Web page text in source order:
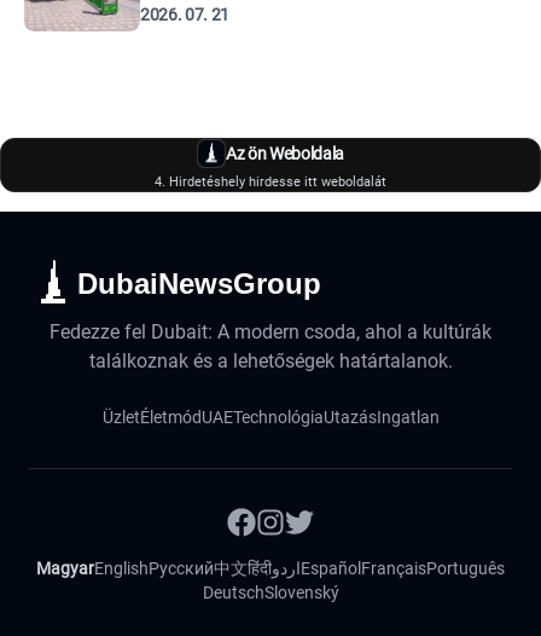
2026. 07. 21
Az ön Weboldala
4. Hirdetéshely hirdesse itt weboldalát
DubaiNewsGroup
Fedezze fel Dubait: A modern csoda, ahol a kultúrák
találkoznak és a lehetőségek határtalanok.
ÜzletÉletmódUAETechnológiaUtazásIngatlan
MagyarEnglishРусский中文हिंदीاردوEspañol FrançaisPortuguês
DeutschSlovenský